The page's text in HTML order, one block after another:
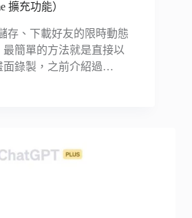
擴充功能）
存、下載好友的限時動態
最簡單的方法就是直接以
面錄製，之前介紹過…